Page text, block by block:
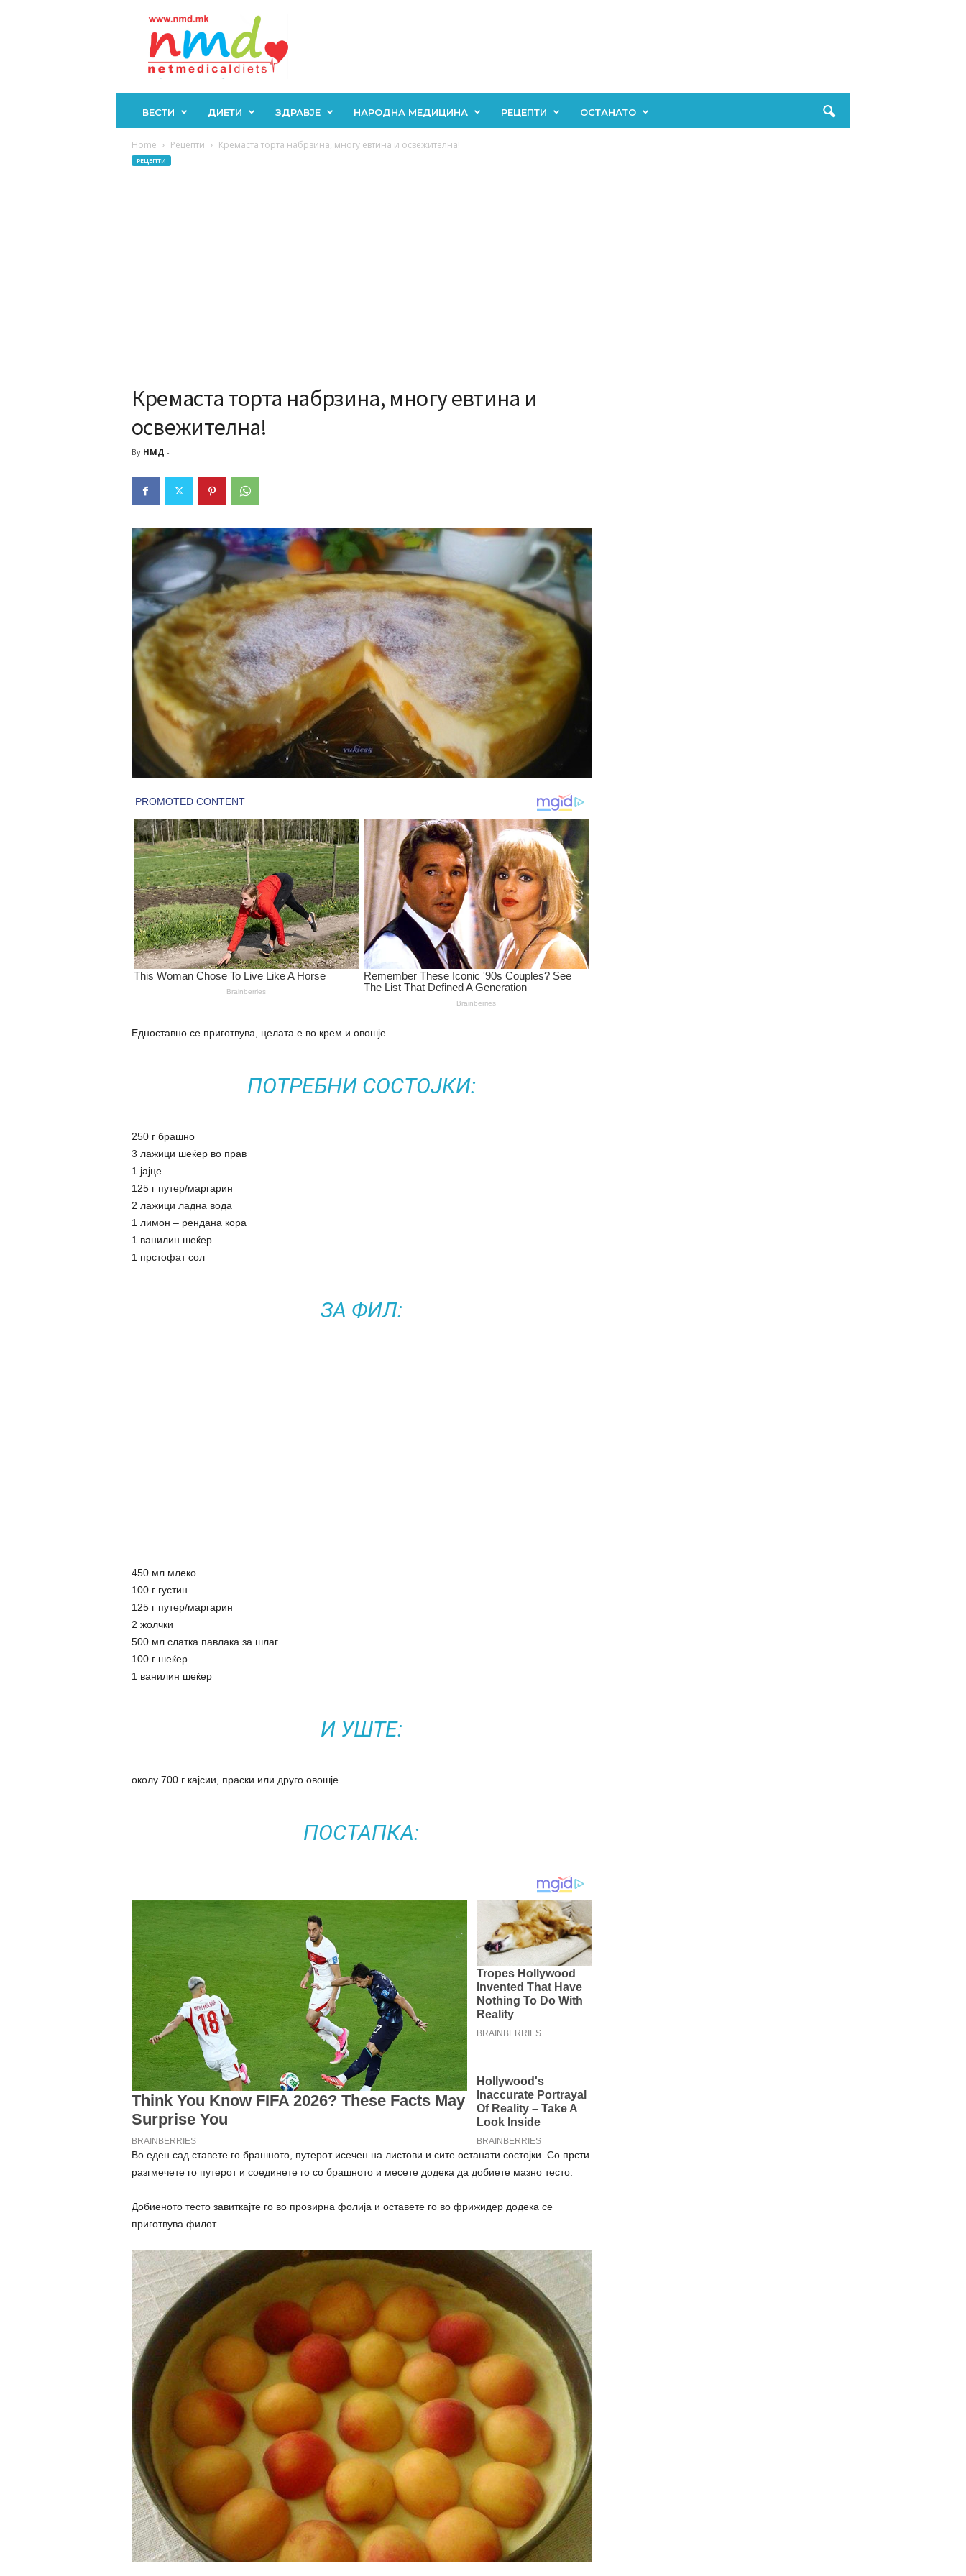
ВЕСТИ ДИЕТИ ЗДРАВЈЕ НАРОДНА МЕДИЦИНА РЕЦЕПТИ ОСТАНАТО
Home Рецепти Кремаста торта набрзина, многу евтина и освежителна!
РЕЦЕПТИ
Кремаста торта набрзина, многу евтина и
освежителна!
By НМД -
Едноставно се приготвува, целата е во крем и овошје.
ПОТРЕБНИ СОСТОЈКИ:
250 г брашно
3 лажици шеќер во прав
1 јајце
125 г путер/маргарин
2 лажици ладна вода
1 лимон – рендана кора
1 ванилин шеќер
1 прстофат сол
ЗА ФИЛ:
450 мл млеко
100 г густин
125 г путер/маргарин
2 жолчки
500 мл слатка павлака за шлаг
100 г шеќер
1 ванилин шеќер
И УШТЕ:
околу 700 г кајсии, праски или друго овошје
ПОСТАПКА:
Во еден сад ставете го брашното, путерот исечен на листови и сите останати состојки. Со прсти
разгмечете го путерот и соединете го со брашното и месете додека да добиете мазно тесто.
Добиеното тесто завиткајте го во проѕирна фолија и оставете го во фрижидер додека се
приготвува филот.